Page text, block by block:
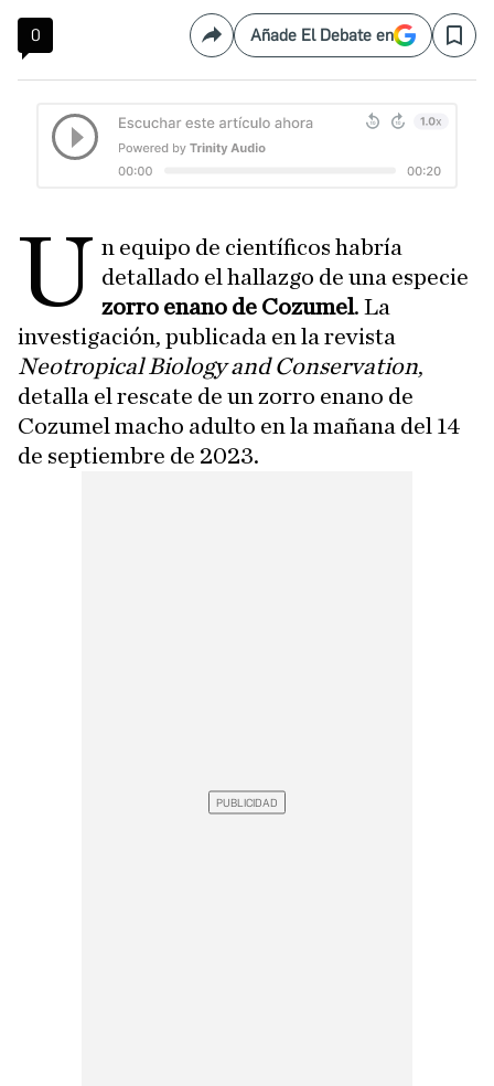
0 CompartirAñade El Debate en Save
U n equipo de científicos habría
detallado el hallazgo de una especie
zorro enano de Cozumel. La
investigación, publicada en la revista
Neotropical Biology and Conservation,
detalla el rescate de un zorro enano de
Cozumel macho adulto en la mañana del 14
de septiembre de 2023.